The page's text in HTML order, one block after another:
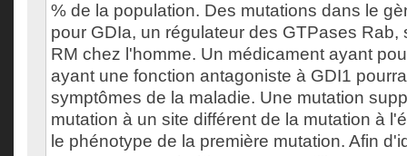
% de la population. Des mutations dans le
pour GDIa, un régulateur des GTPases Rab,
RM chez l'homme. Un médicament ayant
ayant une fonction antagoniste à GDI1
symptômes de la maladie. Une mutation
mutation à un site différent de la mutation à
le phénotype de la première mutation. Afin